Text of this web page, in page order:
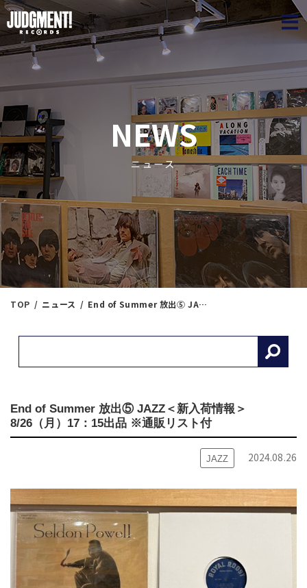
NEWS
ニュース
TOP ニュース End of Summer 放出⑤ JAZZ＜新入荷情報＞ 8/26（月）17：15出品 ※通販リスト付
End of Summer 放出⑤ JAZZ＜新入荷情報＞
8/26（月）17：15出品 ※通販リスト付
JAZZ 2024.08.26